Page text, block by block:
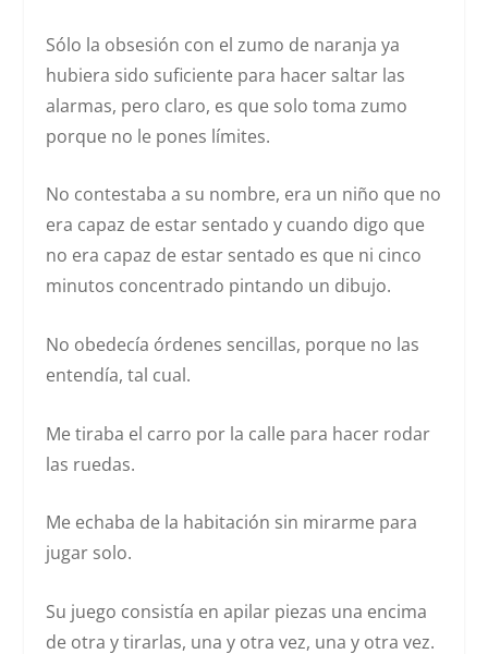
Sólo la obsesión con el zumo de naranja ya
hubiera sido suficiente para hacer saltar las
alarmas, pero claro, es que solo toma zumo
porque no le pones límites.
No contestaba a su nombre, era un niño que no
era capaz de estar sentado y cuando digo que
no era capaz de estar sentado es que ni cinco
minutos concentrado pintando un dibujo.
No obedecía órdenes sencillas, porque no las
entendía, tal cual.
Me tiraba el carro por la calle para hacer rodar
las ruedas.
Me echaba de la habitación sin mirarme para
jugar solo.
Su juego consistía en apilar piezas una encima
de otra y tirarlas, una y otra vez, una y otra vez.